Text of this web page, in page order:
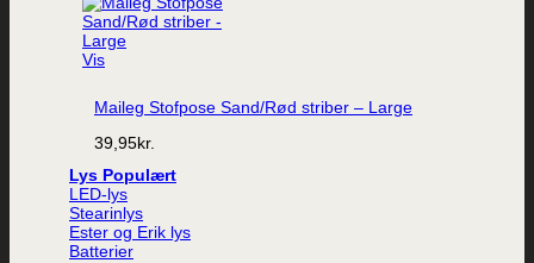
Vis
Maileg Stofpose Sand/Rød striber – Large
39,95kr.
Lys
LED-lys
Stearinlys
Ester og Erik lys
Batterier